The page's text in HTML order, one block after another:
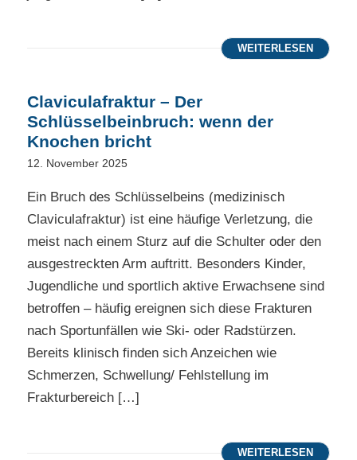
WEITERLESEN
Claviculafraktur – Der
Schlüsselbeinbruch: wenn der
Knochen bricht
12. November 2025
Ein Bruch des Schlüsselbeins (medizinisch
Claviculafraktur) ist eine häufige Verletzung, die
meist nach einem Sturz auf die Schulter oder den
ausgestreckten Arm auftritt. Besonders Kinder,
Jugendliche und sportlich aktive Erwachsene sind
betroffen – häufig ereignen sich diese Frakturen
nach Sportunfällen wie Ski- oder Radstürzen.
Bereits klinisch finden sich Anzeichen wie
Schmerzen, Schwellung/ Fehlstellung im
Frakturbereich […]
WEITERLESEN